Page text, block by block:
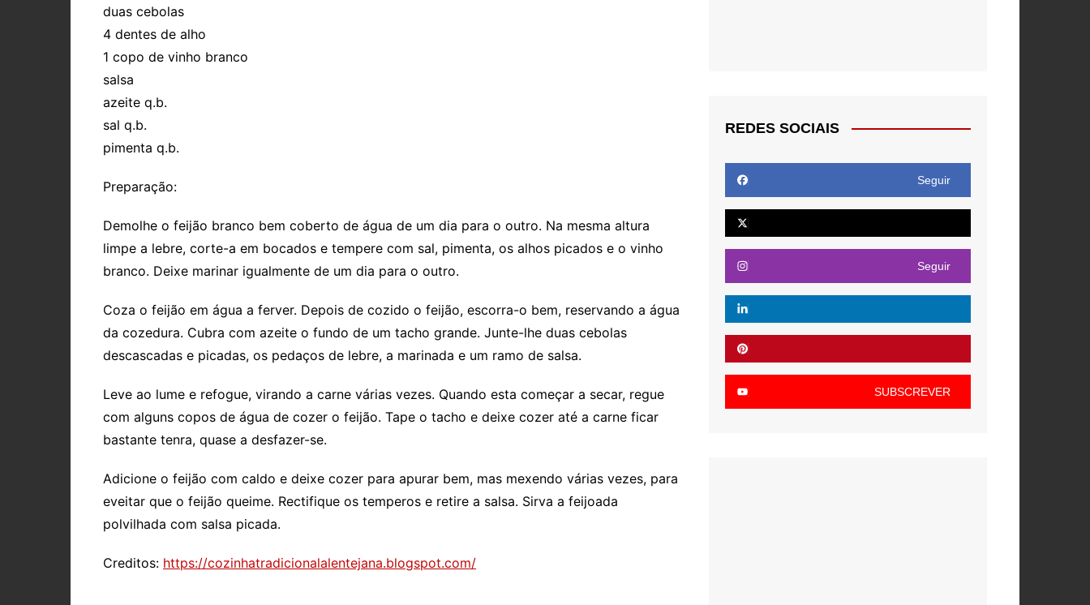
duas cebolas
4 dentes de alho
1 copo de vinho branco
salsa
azeite q.b.
sal q.b.
pimenta q.b.
Preparação:
Demolhe o feijão branco bem coberto de água de um dia para o outro. Na mesma altura
limpe a lebre, corte-a em bocados e tempere com sal, pimenta, os alhos picados e o vinho
branco. Deixe marinar igualmente de um dia para o outro.
Coza o feijão em água a ferver. Depois de cozido o feijão, escorra-o bem, reservando a água
da cozedura. Cubra com azeite o fundo de um tacho grande. Junte-lhe duas cebolas
descascadas e picadas, os pedaços de lebre, a marinada e um ramo de salsa.
Leve ao lume e refogue, virando a carne várias vezes. Quando esta começar a secar, regue
com alguns copos de água de cozer o feijão. Tape o tacho e deixe cozer até a carne ficar
bastante tenra, quase a desfazer-se.
Adicione o feijão com caldo e deixe cozer para apurar bem, mas mexendo várias vezes, para
eveitar que o feijão queime. Rectifique os temperos e retire a salsa. Sirva a feijoada
polvilhada com salsa picada.
Creditos: https://cozinhatradicionalalentejana.blogspot.com/
REDES SOCIAIS
Seguir
Seguir
SUBSCREVER